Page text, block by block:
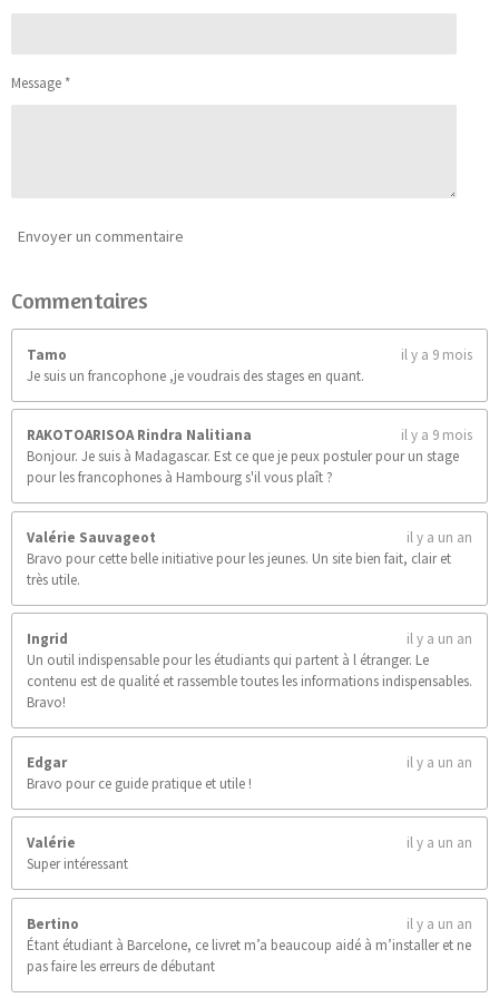
9
9
l
Message *
Envoyer un commentaire
Commentaires
Tamo
il y a 9 mois
Je suis un francophone ,je voudrais des stages en quant.
RAKOTOARISOA Rindra Nalitiana
il y a 9 mois
Bonjour. Je suis à Madagascar. Est ce que je peux postuler pour un stage
pour les francophones à Hambourg s'il vous plaît ?
Valérie Sauvageot
il y a un an
Bravo pour cette belle initiative pour les jeunes. Un site bien fait, clair et
très utile.
Ingrid
il y a un an
Un outil indispensable pour les étudiants qui partent à l étranger. Le
contenu est de qualité et rassemble toutes les informations indispensables.
Bravo!
Edgar
il y a un an
Bravo pour ce guide pratique et utile !
Valérie
il y a un an
Super intéressant
Bertino
il y a un an
Étant étudiant à Barcelone, ce livret m’a beaucoup aidé à m’installer et ne
pas faire les erreurs de débutant